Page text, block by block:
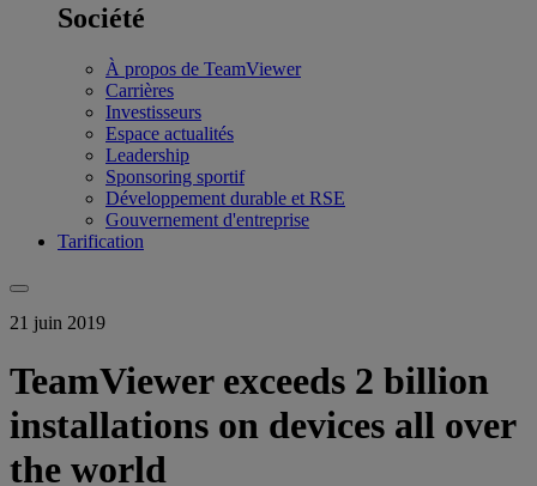
Société
À propos de TeamViewer
Carrières
Investisseurs
Espace actualités
Leadership
Sponsoring sportif
Développement durable et RSE
Gouvernement d'entreprise
Tarification
21 juin 2019
TeamViewer exceeds 2 billion
installations on devices all over
the world